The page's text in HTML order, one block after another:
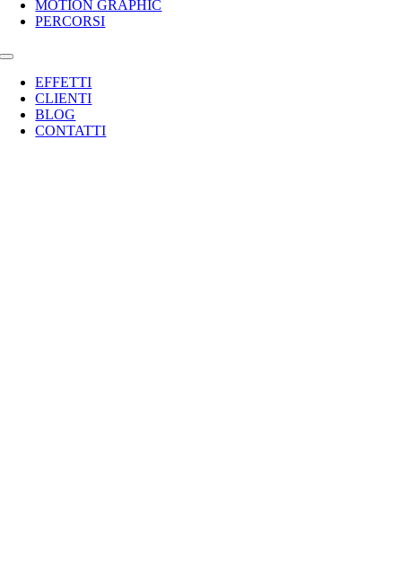
MOTION GRAPHIC
PERCORSI
Toggle
NavigationEFFETTI
CLIENTI
BLOG
CONTATTI